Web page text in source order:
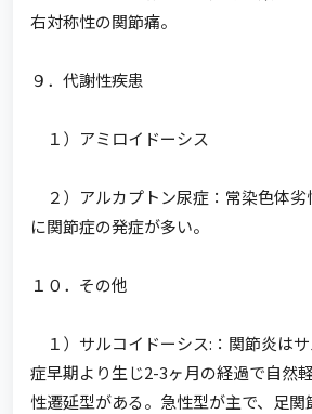
右対称性の関節痛。
９．代謝性疾患
１）アミロイドーシス
２）アルカプトン尿症：常染色体劣
に関節症の発症が多い。
１０．その他
１）サルコイドーシス:：関節炎は
症早期より生じ2-3ヶ月の経過で自然
性遷延型がある。急性型が主で、足